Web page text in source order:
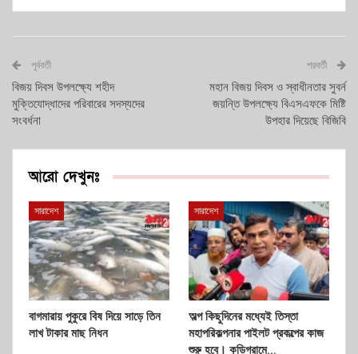
পূর্ববর্তী
বিজয় দিবস উপলক্ষ্যে শহীদ
মুক্তিযোদ্ধাদের পরিবারের সদস্যদের
সংবর্ধনা
পরবর্তী
মহান বিজয় দিবস ও স্বাধীনতার সুবর্ন
জয়ন্তি উপলক্ষ্যে বিএসএফকে মিষ্টি
উপহার দিয়েছে বিজিবি
আরো দেখুনঃ
সারাদেশ
বাগমারায় পুকুরে বিষ দিয়ে সাড়ে তিন
লাখ টাকার মাছ নিধন
সারাদেশ
অল্প কিছুদিনের মধ্যেই তিস্তা
মহাপরিকল্পনার পাইলট প্রকল্পের কাজ
শুরু হবে। কুড়িগ্রামে…